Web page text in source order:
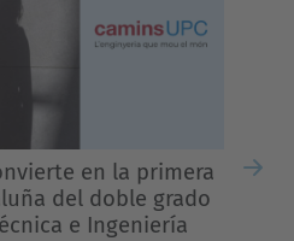
Escuela permanecerán
relacionada...